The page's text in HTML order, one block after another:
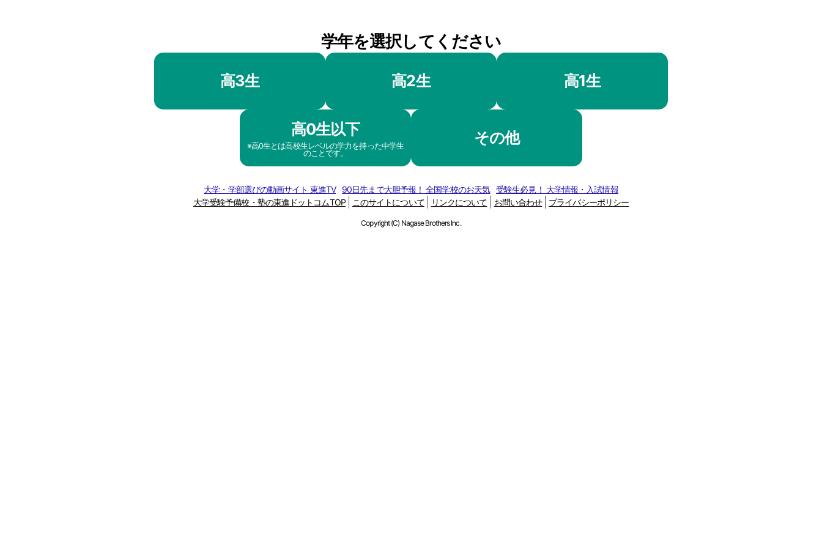
学年を選択してください
高3生 高2生 高1生
高0生以下
※高0生とは高校生レベルの学力を持った中学生
のことです。
その他
大学・学部選びの動画サイト 東進TV 90日先まで大胆予報！ 全国学校のお天気 受験生必見！ 大学情報・入試情報
大学受験予備校・塾の東進ドットコムTOP
このサイトについて リンクについて お問い合わせ プライバシーポリシー
Copyright (C) Nagase Brothers Inc.